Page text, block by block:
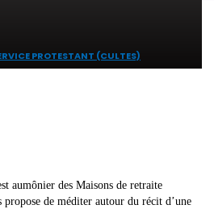
PROTESTANT (CULTES)
aumônier des Maisons de retraite
de méditer autour du récit d’une